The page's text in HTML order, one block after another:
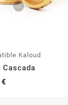
Kaloud
Cascada